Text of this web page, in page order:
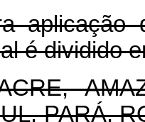
aplicação
é dividido
PARÁ,